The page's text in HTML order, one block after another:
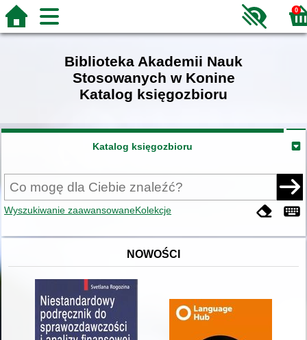
0
Biblioteka Akademii Nauk
Stosowanych w Konine
Katalog księgozbioru
Katalog księgozbioru
Wyszukiwanie zaawansowaneKolekcje
NOWOŚCI